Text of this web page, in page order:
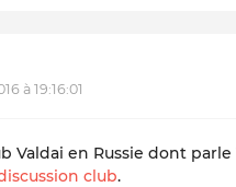
à 19:16:01
Valdai en Russie dont
club.